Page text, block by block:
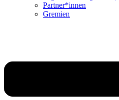
Partner*innen
Gremien